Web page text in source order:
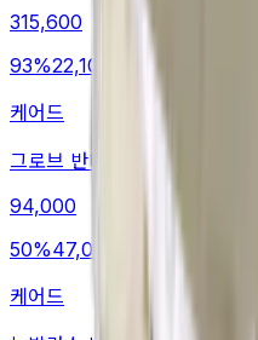
315,600
93%22,100
케어드
그로브 반바지
94,000
50%47,000
케어드